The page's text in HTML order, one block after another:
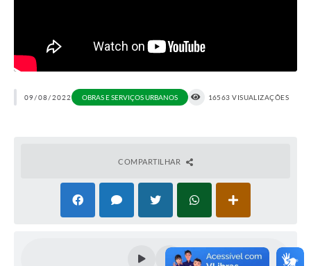
09/08/2022 OBRAS E SERVIÇOS URBANOS 16563 VISUALIZAÇÕES
COMPARTILHAR